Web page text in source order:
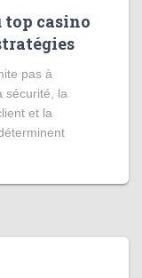
top casino
pas à
sécurité, la
et la